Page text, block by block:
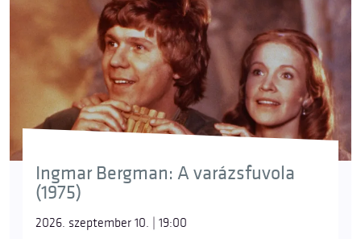
Ingmar Bergman: A varázsfuvola
(1975)
2026. szeptember 10. | 19:00